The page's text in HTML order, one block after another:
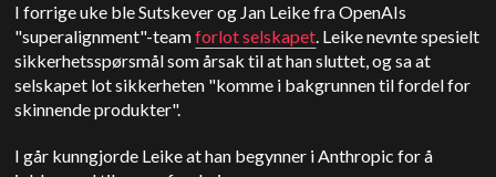
I forrige uke ble Sutskever og Jan Leike fra OpenAIs
"superalignment"-teamforlot selskapet. Leike nevnte spesielt
sikkerhetsspørsmål som årsak til at han sluttet, og sa at
selskapet lot sikkerheten "komme i bakgrunnen til fordel for
skinnende produkter".
I går kunngjorde Leike at han begynner i Anthropic for å